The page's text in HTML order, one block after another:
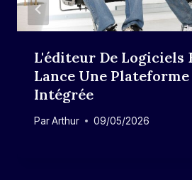
L'éditeur De Logiciels
Lance Une
Intégrée
ParArthur 09/05/2026